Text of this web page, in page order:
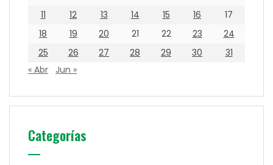
11
12 13 14 15 16
17
18
19 20 21 22 23
24
25
26 27 28 29 30
31
« Abr
Jun »
Categorías